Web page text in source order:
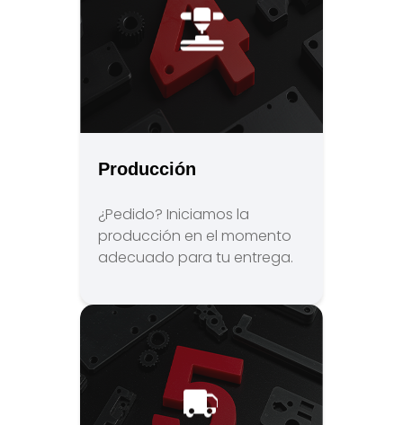
Producción
¿Pedido? Iniciamos la
producción en el momento
adecuado para tu entrega.